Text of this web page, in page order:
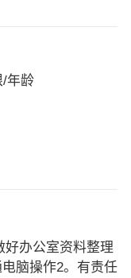
/年龄
好办公室资料整理
脑操作2。有责任